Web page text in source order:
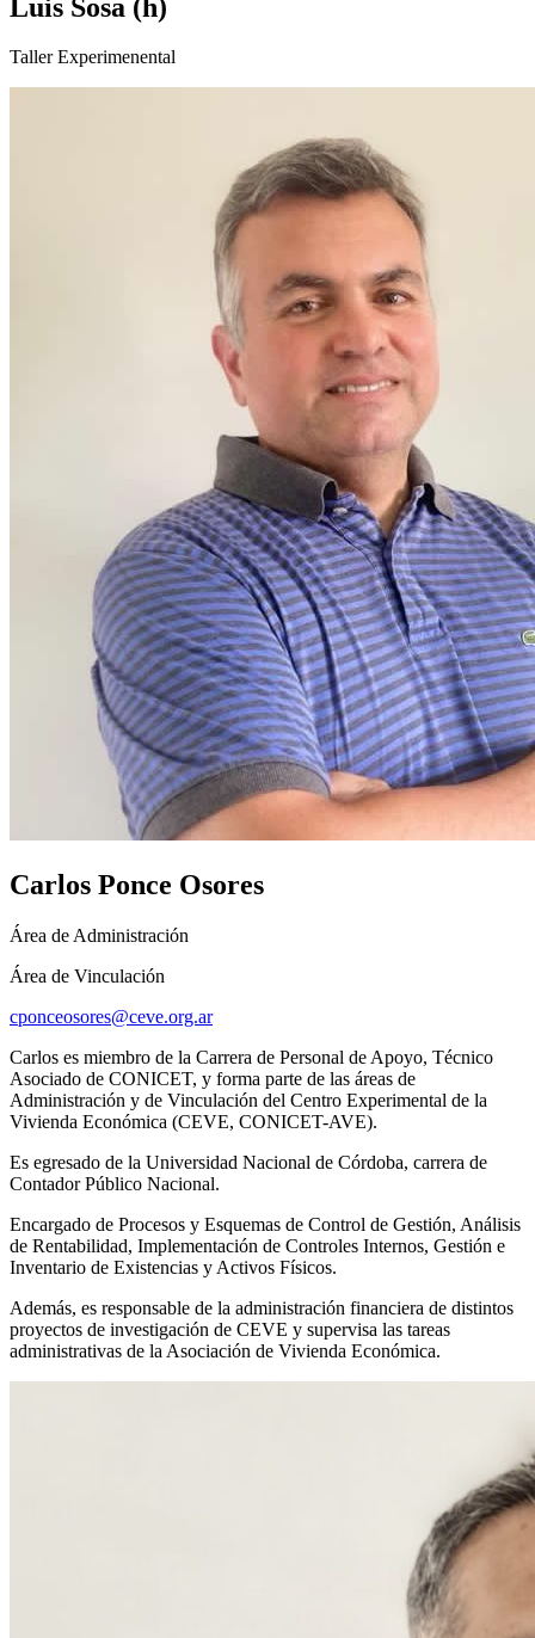
Luis Sosa (h)
Taller Experimenental
Carlos Ponce Osores
Área de Administración
Área de Vinculación
cponceosores@ceve.org.ar
Carlos es miembro de la Carrera de Personal de Apoyo, Técnico
Asociado de CONICET, y forma parte de las áreas de
Administración y de Vinculación del Centro Experimental de la
Vivienda Económica (CEVE, CONICET-AVE).
Es egresado de la Universidad Nacional de Córdoba, carrera de
Contador Público Nacional.
Encargado de Procesos y Esquemas de Control de Gestión, Análisis
de Rentabilidad, Implementación de Controles Internos, Gestión e
Inventario de Existencias y Activos Físicos.
Además, es responsable de la administración financiera de distintos
proyectos de investigación de CEVE y supervisa las tareas
administrativas de la Asociación de Vivienda Económica.